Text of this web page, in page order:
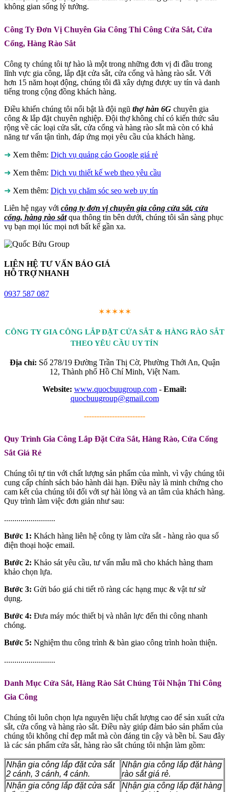
không gian sống lý tưởng.
Công Ty Đơn Vị Chuyên Gia Công Thi Công Cửa Sắt, Cửa
Cổng, Hàng Rào Sắt
Công ty chúng tôi tự hào là một trong những đơn vị đi đầu trong
lĩnh vực gia công, lắp đặt cửa sắt, cửa cổng và hàng rào sắt. Với
hơn 15 năm hoạt động, chúng tôi đã xây dựng được uy tín và danh
tiếng trong cộng đồng khách hàng.
Điều khiến chúng tôi nổi bật là đội ngũ thợ hàn 6G chuyên gia
công & lắp đặt chuyên nghiệp. Đội thợ không chỉ có kiến thức sâu
rộng về các loại cửa sắt, cửa cổng và hàng rào sắt mà còn có khả
năng tư vấn tận tình, đáp ứng mọi yêu cầu của khách hàng.
➜ Xem thêm: Dịch vụ quảng cáo Google giá rẻ
➜ Xem thêm: Dịch vụ thiết kế web theo yêu cầu
➜ Xem thêm: Dịch vụ chăm sóc seo web uy tín
Liên hệ ngay với công ty đơn vị chuyên gia công cửa sắt, cửa
cổng, hàng rào sắtqua thông tin bên dưới, chúng tôi sẵn sàng phục
vụ bạn mọi lúc mọi nơi bất kể gần xa.
LIÊN HỆ TƯ VẤN BÁO GIÁ
HỖ TRỢ NHANH
0937 587 087
✶✶✶✶✶
CÔNG TY GIA CÔNG LẮP ĐẶT CỬA SẮT & HÀNG RÀO SẮT
THEO YÊU CẦU UY TÍN
Địa chỉ: Số 278/19 Đường Trần Thị Cờ, Phường Thới An, Quận
12, Thành phố Hồ Chí Minh, Việt Nam.
Website: www.quocbuugroup.com - Email:
quocbuugroup@gmail.com
------------------------
Quy Trình Gia Công Lắp Đặt Cửa Sắt, Hàng Rào, Cửa Cổng
Sắt Giá Rẻ
Chúng tôi tự tin với chất lượng sản phẩm của mình, vì vậy chúng tôi
cung cấp chính sách bảo hành dài hạn. Điều này là minh chứng cho
cam kết của chúng tôi đối với sự hài lòng và an tâm của khách hàng.
Quy trình làm việc đơn giản như sau:
.........................
Bước 1: Khách hàng liên hệ công ty làm cửa sắt - hàng rào qua số
điện thoại hoặc email.
Bước 2: Khảo sát yêu cầu, tư vấn mẫu mã cho khách hàng tham
khảo chọn lựa.
Bước 3: Gửi báo giá chi tiết rõ ràng các hạng mục & vật tư sử
dụng.
Bước 4: Đưa máy móc thiết bị và nhân lực đến thi công nhanh
chóng.
Bước 5: Nghiệm thu công trình & bàn giao công trình hoàn thiện.
.........................
Danh Mục Cửa Sắt, Hàng Rào Sắt Chúng Tôi Nhận Thi Công
Gia Công
Chúng tôi luôn chọn lựa nguyên liệu chất lượng cao để sản xuất cửa
sắt, cửa cổng và hàng rào sắt. Điều này giúp đảm bảo sản phẩm của
chúng tôi không chỉ đẹp mắt mà còn đáng tin cậy và bền bỉ. Sau đây
là các sản phẩm cửa sắt, hàng rào sắt chúng tôi nhận làm gồm:
Nhận gia công lắp đặt cửa sắt
2 cánh, 3 cánh, 4 cánh.
Nhận gia công lắp đặt hàng
rào sắt giá rẻ.
Nhận gia công lắp đặt cửa sắt
Nhận gia công lắp đặt hàng